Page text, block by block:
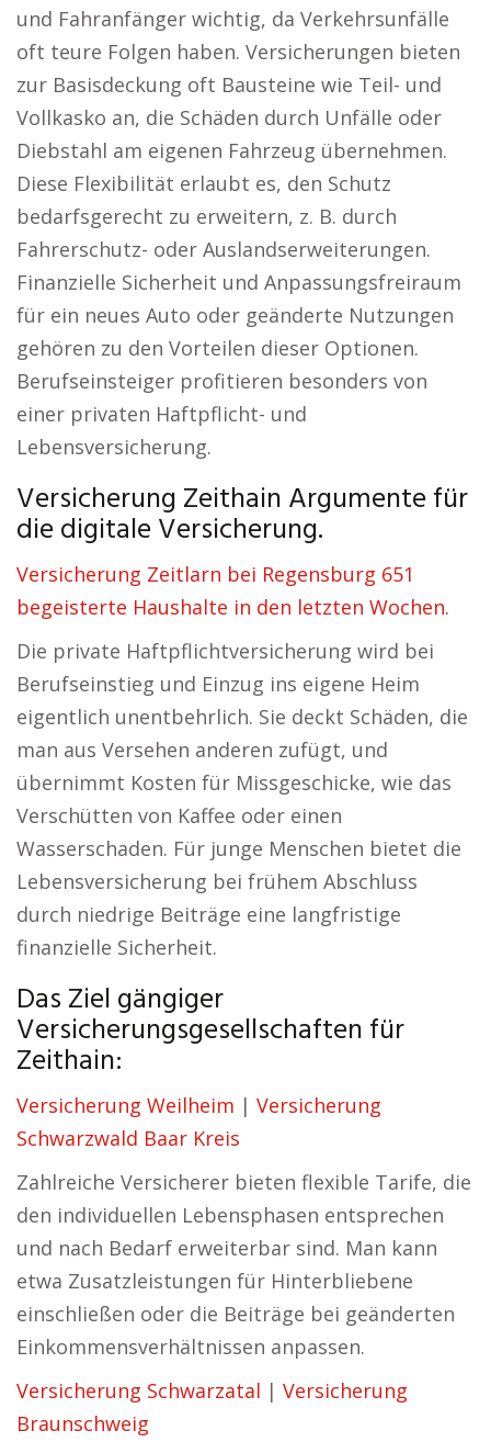
und Fahranfänger wichtig, da Verkehrsunfälle
oft teure Folgen haben. Versicherungen bieten
zur Basisdeckung oft Bausteine wie Teil- und
Vollkasko an, die Schäden durch Unfälle oder
Diebstahl am eigenen Fahrzeug übernehmen.
Diese Flexibilität erlaubt es, den Schutz
bedarfsgerecht zu erweitern, z. B. durch
Fahrerschutz- oder Auslandserweiterungen.
Finanzielle Sicherheit und Anpassungsfreiraum
für ein neues Auto oder geänderte Nutzungen
gehören zu den Vorteilen dieser Optionen.
Berufseinsteiger profitieren besonders von
einer privaten Haftpflicht- und
Lebensversicherung.
Versicherung Zeithain Argumente für
die digitale Versicherung.
Versicherung Zeitlarn bei Regensburg 651
begeisterte Haushalte in den letzten Wochen.
Die private Haftpflichtversicherung wird bei
Berufseinstieg und Einzug ins eigene Heim
eigentlich unentbehrlich. Sie deckt Schäden, die
man aus Versehen anderen zufügt, und
übernimmt Kosten für Missgeschicke, wie das
Verschütten von Kaffee oder einen
Wasserschaden. Für junge Menschen bietet die
Lebensversicherung bei frühem Abschluss
durch niedrige Beiträge eine langfristige
finanzielle Sicherheit.
Das Ziel gängiger
Versicherungsgesellschaften für
Zeithain:
Versicherung Weilheim | Versicherung
Schwarzwald Baar Kreis
Zahlreiche Versicherer bieten flexible Tarife, die
den individuellen Lebensphasen entsprechen
und nach Bedarf erweiterbar sind. Man kann
etwa Zusatzleistungen für Hinterbliebene
einschließen oder die Beiträge bei geänderten
Einkommensverhältnissen anpassen.
Versicherung Schwarzatal | Versicherung
Braunschweig